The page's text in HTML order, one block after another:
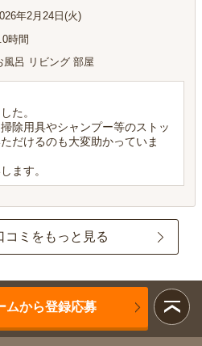
年2月24日(火)
時間
風呂 リビング 部屋
た。
除用具やシャンプー等のストッ
だけるのも大変助かっていま
ます。
コミをもっと見る
ムから登録応募